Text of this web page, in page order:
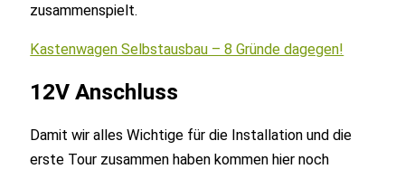
zusammenspielt.
Kastenwagen Selbstausbau – 8 Gründe dagegen!
12V Anschluss
Damit wir alles Wichtige für die Installation und die
erste Tour zusammen haben kommen hier noch